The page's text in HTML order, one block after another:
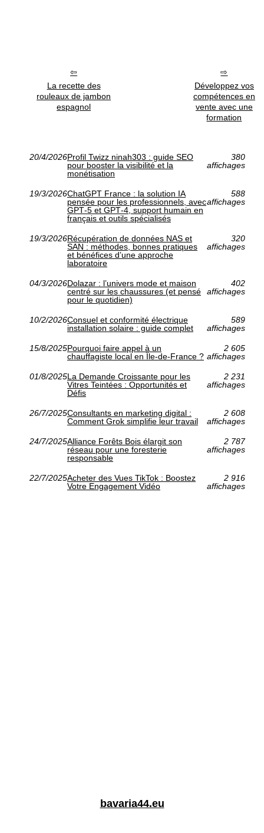
La recette des
rouleaux de jambon
espagnol
Développez vos
compétences en
vente avec une
formation
20/4/2026Profil Twizz ninah303 : guide SEO
pour booster la visibilité et la
monétisation
380
affichages
19/3/2026ChatGPT France : la solution IA
pensée pour les professionnels, avec
GPT‑5 et GPT‑4, support humain en
français et outils spécialisés
588
affichages
19/3/2026Récupération de données NAS et
SAN : méthodes, bonnes pratiques
et bénéfices d’une approche
laboratoire
320
affichages
04/3/2026Dolazar : l’univers mode et maison
centré sur les chaussures (et pensé
pour le quotidien)
402
affichages
10/2/2026Consuel et conformité électrique
installation solaire : guide complet
589
affichages
15/8/2025Pourquoi faire appel à un
chauffagiste local en Île-de-France ?
2 605
affichages
01/8/2025La Demande Croissante pour les
Vitres Teintées : Opportunités et
Défis
2 231
affichages
26/7/2025Consultants en marketing digital :
Comment Grok simplifie leur travail
2 608
affichages
24/7/2025Alliance Forêts Bois élargit son
réseau pour une foresterie
responsable
2 787
affichages
22/7/2025Acheter des Vues TikTok : Boostez
Votre Engagement Vidéo
2 916
affichages
bavaria44.eu